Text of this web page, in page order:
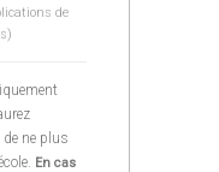
de
ne plus
En cas